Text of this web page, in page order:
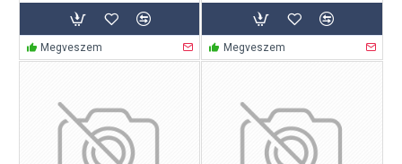
Megveszem Megveszem